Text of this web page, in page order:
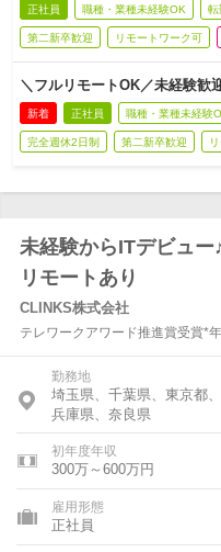
正社員 職種・業種未経験OK 転
第二新卒歓迎 リモートワーク可
＼フルリモートOK／未経験
新着 正社員 職種・業種未経験
完全週休2日制 第二新卒歓迎
未経験からITデビュ
リモートあり
CLINKS株式会社
テレワークアワード推進賞受賞*
勤務地
埼玉県、千葉県、東京都
兵庫県、奈良県
初年度年収
300万～600万円
雇用形態
正社員